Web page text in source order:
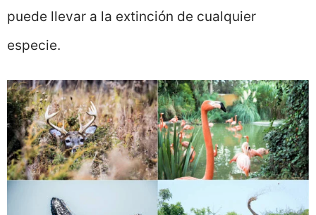
puede llevar a la extinción de cualquier
especie.